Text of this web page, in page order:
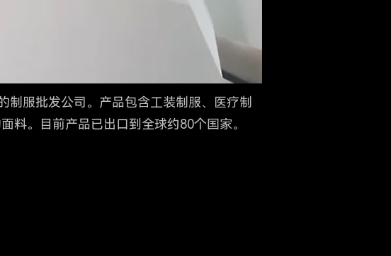
服批发公司。产品包含工装制服、医疗制
料。目前产品已出口到全球约80个国家。